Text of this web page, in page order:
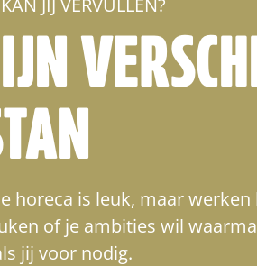
horeca is leuk, maar
of je ambities wil
jij voor nodig.